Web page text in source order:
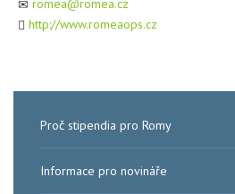
romea@romea.cz
http://www.romeaops.cz
Proč stipendia pro Romy
Informace pro novináře